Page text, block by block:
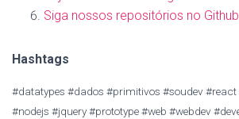
Siga nossos repositórios no Github
Hashtags
#datatypes #dados #primitivos #soudev
#nodejs #jquery #prototype #web #webdev